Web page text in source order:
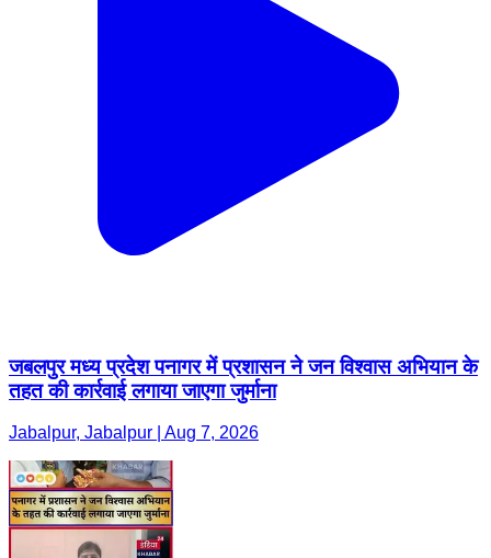
जबलपुर मध्य प्रदेश पनागर में प्रशासन ने जन विश्वास अभियान के
तहत की कार्रवाई लगाया जाएगा जुर्माना
Jabalpur, Jabalpur | Aug 7, 2026